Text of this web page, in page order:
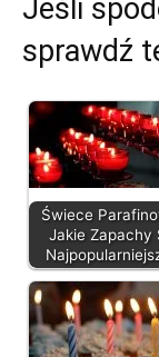
Jeśli
sprawdź
Świece
Jakie Zapachy